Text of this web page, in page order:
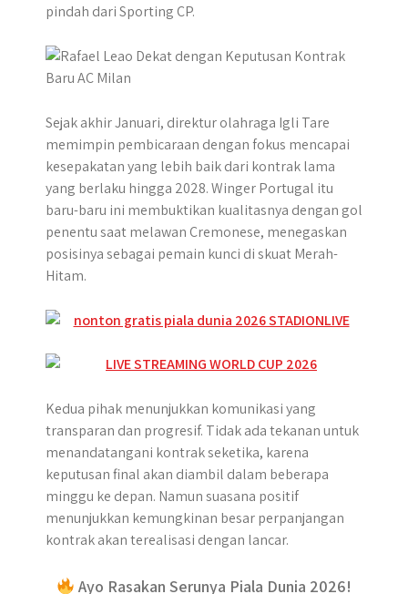
pindah dari Sporting CP.
Sejak akhir Januari, direktur olahraga Igli Tare
memimpin pembicaraan dengan fokus mencapai
kesepakatan yang lebih baik dari kontrak lama
yang berlaku hingga 2028. Winger Portugal itu
baru-baru ini membuktikan kualitasnya dengan gol
penentu saat melawan Cremonese, menegaskan
posisinya sebagai pemain kunci di skuat Merah-
Hitam.
Kedua pihak menunjukkan komunikasi yang
transparan dan progresif. Tidak ada tekanan untuk
menandatangani kontrak seketika, karena
keputusan final akan diambil dalam beberapa
minggu ke depan. Namun suasana positif
menunjukkan kemungkinan besar perpanjangan
kontrak akan terealisasi dengan lancar.
Ayo Rasakan Serunya Piala Dunia 2026!